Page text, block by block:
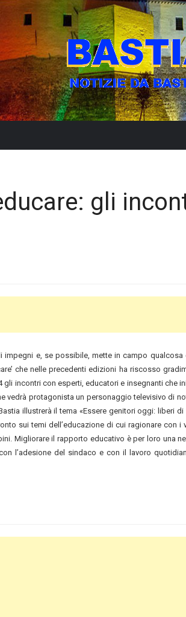
gli
impegni e, se possibile, mette in campo
che nelle precedenti edizioni ha riscosso
gli incontri con esperti, educatori e insegnanti che
vedrà protagonista un personaggio televisivo di
illustrerà il tema «Essere genitori oggi: liberi
sui temi dell’educazione di cui ragionare con i
Migliorare il rapporto educativo è per loro una
l’adesione del sindaco e con il lavoro